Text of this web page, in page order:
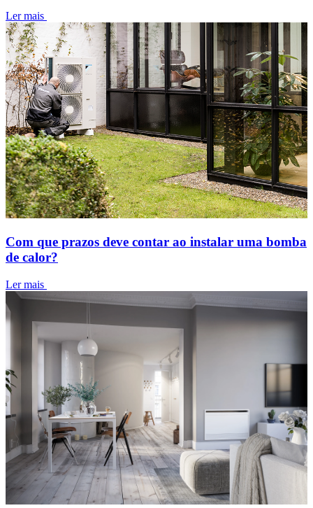
Ler mais
Com que prazos deve contar ao instalar uma bomba
de calor?
Ler mais